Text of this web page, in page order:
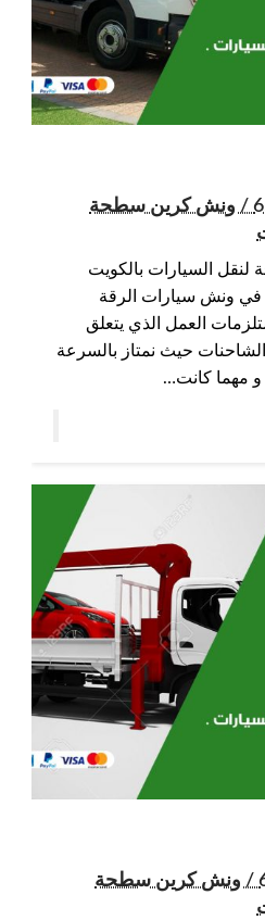
ونش الرقة / 65557275 / ونش كرين سطحة
السيارات بالكويت
ونش سيارات الرقة
العمل الذي يتعلق
حيث نمتاز بالسرعة
و مهما كانت…
ونش هدية / 65557275 / ونش كرين سطحة